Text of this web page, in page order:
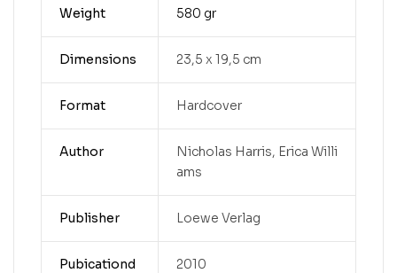
Weight 580 gr
Dimensions 23,5 x 19,5 cm
Format Hardcover
Author
Nicholas Harris, Erica Willi
ams
Publisher Loewe Verlag
Pubicationd
2010